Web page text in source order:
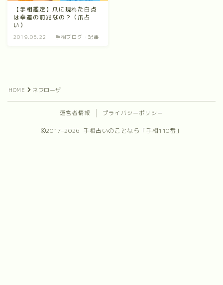
イベント依頼
お問合せ
【手相鑑定】爪に現れた白点
は幸運の前兆なの？（爪占
い）
2019.05.22 手相ブログ・記事
HOME ネフローザ
運営者情報 プライバシーポリシー
2017–2026 手相占いのことなら「手相110番」